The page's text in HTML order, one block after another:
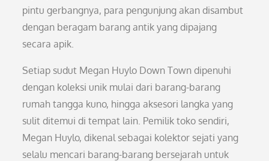
pintu gerbangnya, para pengunjung akan disambut
dengan beragam barang antik yang dipajang
secara apik.
Setiap sudut Megan Huylo Down Town dipenuhi
dengan koleksi unik mulai dari barang-barang
rumah tangga kuno, hingga aksesori langka yang
sulit ditemui di tempat lain. Pemilik toko sendiri,
Megan Huylo, dikenal sebagai kolektor sejati yang
selalu mencari barang-barang bersejarah untuk